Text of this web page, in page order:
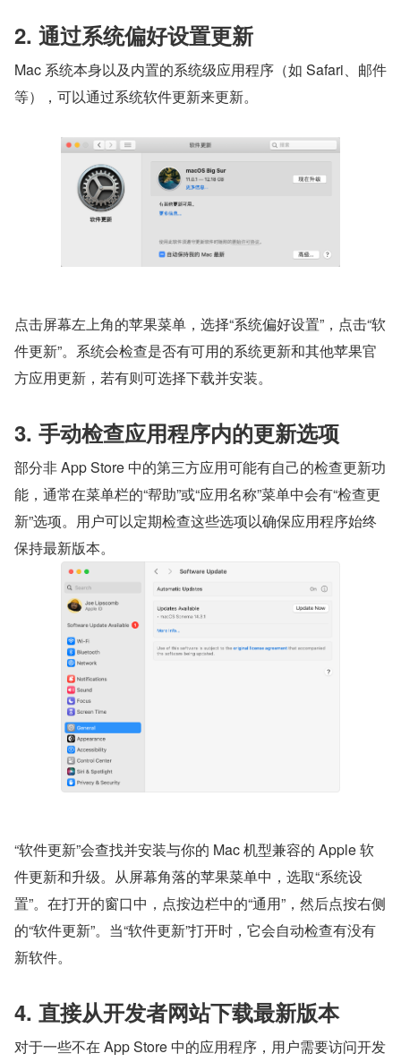
2. 通过系统偏好设置更新
Mac 系统本身以及内置的系统级应用程序（如 Safari、邮件
等），可以通过系统软件更新来更新。
点击屏幕左上角的苹果菜单，选择“系统偏好设置”，点击“软
件更新”。系统会检查是否有可用的系统更新和其他苹果官
方应用更新，若有则可选择下载并安装。
3. 手动检查应用程序内的更新选项
部分非 App Store 中的第三方应用可能有自己的检查更新功
能，通常在菜单栏的“帮助”或“应用名称”菜单中会有“检查更
新”选项。用户可以定期检查这些选项以确保应用程序始终
保持最新版本。
“软件更新”会查找并安装与你的 Mac 机型兼容的 Apple 软
件更新和升级。从屏幕角落的苹果菜单中，选取“系统设
置”。在打开的窗口中，点按边栏中的“通用”，然后点按右侧
的“软件更新”。当“软件更新”打开时，它会自动检查有没有
新软件。
4. 直接从开发者网站下载最新版本
对于一些不在 App Store 中的应用程序，用户需要访问开发